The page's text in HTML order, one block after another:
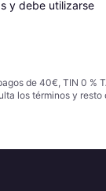
y debe utilizarse
de 40€, TIN 0
los términos y